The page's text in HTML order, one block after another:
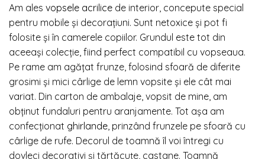
Am ales vopsele acrilice de interior, concepute special
pentru mobile şi decoraţiuni. Sunt netoxice şi pot fi
folosite şi în camerele copiilor. Grundul este tot din
aceeaşi colecţie, fiind perfect compatibil cu vopseaua.
Pe rame am agăţat frunze, folosind sfoară de diferite
grosimi şi mici cârlige de lemn vopsite şi ele cât mai
variat. Din carton de ambalaje, vopsit de mine, am
obţinut fundaluri pentru aranjamente. Tot aşa am
confecţionat ghirlande, prinzând frunzele pe sfoară cu
cârlige de rufe. Decorul de toamnă îl voi întregi cu
dovleci decorativi şi tărtăcuţe, castane. Toamnă